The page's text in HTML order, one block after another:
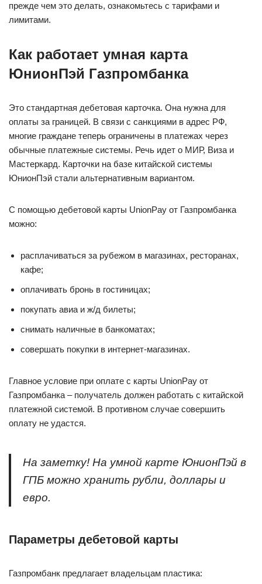
прежде чем это делать, ознакомьтесь с тарифами и
лимитами.
Как работает умная карта
ЮнионПэй Газпромбанка
Это стандартная дебетовая карточка. Она нужна для
оплаты за границей. В связи с санкциями в адрес РФ,
многие граждане теперь ограничены в платежах через
обычные платежные системы. Речь идет о МИР, Виза и
Мастеркард. Карточки на базе китайской системы
ЮнионПэй стали альтернативным вариантом.
С помощью дебетовой карты UnionPay от Газпромбанка
можно:
расплачиваться за рубежом в магазинах, ресторанах,
кафе;
оплачивать бронь в гостиницах;
покупать авиа и ж/д билеты;
снимать наличные в банкоматах;
совершать покупки в интернет-магазинах.
Главное условие при оплате с карты UnionPay от
Газпромбанка – получатель должен работать с китайской
платежной системой. В противном случае совершить
оплату не удастся.
На заметку! На умной карте ЮнионПэй в
ГПБ можно хранить рубли, доллары и
евро.
Параметры дебетовой карты
Газпромбанк предлагает владельцам пластика: